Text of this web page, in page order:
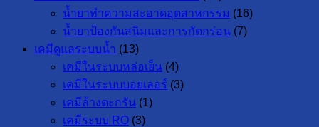
น้ำยาทำความสะอาดอุตสาหกรรม (16)
น้ำยาป้องกันสนิมและการกัดกร่อน (7)
เคมีดูแลระบบน้ำ (13)
เคมีในระบบหล่อเย็น (4)
เคมีในระบบบอยเลอร์ (3)
เคมีล้างตะกรัน (1)
เคมีระบบ RO (3)